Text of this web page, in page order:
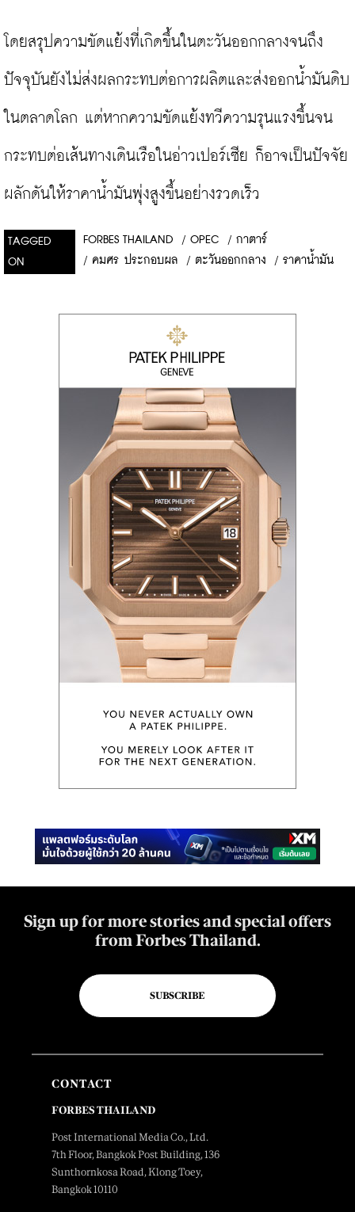
โดยสรุปความขัดแย้งที่เกิดขึ้นในตะวันออกกลางจนถึง
ปัจจุบันยังไม่ส่งผลกระทบต่อการผลิตและส่งออกน้ำมันดิบ
ในตลาดโลก แต่หากความขัดแย้งทวีความรุนแรงขึ้นจน
กระทบต่อเส้นทางเดินเรือในอ่าวเปอร์เซีย ก็อาจเป็นปัจจัย
ผลักดันให้ราคาน้ำมันพุ่งสูงขึ้นอย่างรวดเร็ว
TAGGED
ON
FORBES THAILAND / OPEC / กาตาร์
/ คมศร ประกอบผล / ตะวันออกกลาง / ราคาน้ำมัน
Sign up for more stories and special offers
from Forbes Thailand.
SUBSCRIBE
CONTACT
FORBES THAILAND
Post International Media Co., Ltd.
7th Floor, Bangkok Post Building, 136
Sunthornkosa Road, Klong Toey,
Bangkok 10110